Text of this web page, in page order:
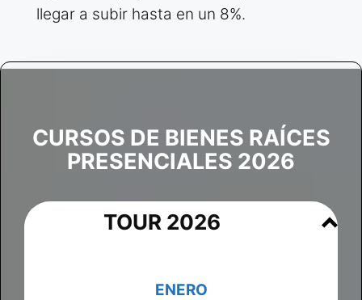
llegar a subir hasta en un 8%.
CURSOS DE BIENES RAÍCES
PRESENCIALES 2026
TOUR 2026
ENERO